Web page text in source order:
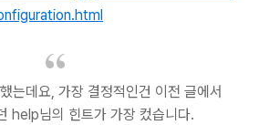
는데요, 가장 결정적인건 이전 글에서
help님의 힌트가 가장 컸습니다.